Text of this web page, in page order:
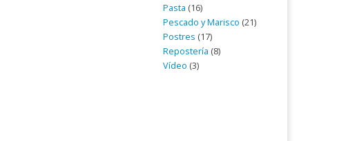
Pasta (16)
Pescado y Marisco (21)
Postres (17)
Repostería (8)
Vídeo (3)